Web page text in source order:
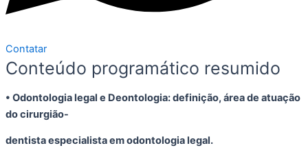
Contatar
Conteúdo programático resumido
• Odontologia legal e Deontologia: definição, área de atuação
do cirurgião-
dentista especialista em odontologia legal.